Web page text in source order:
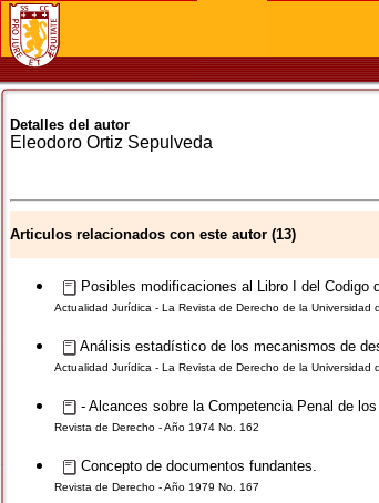
Detalles del autor
Eleodoro Ortiz Sepulveda
Articulos relacionados con este autor (13)
Posibles modificaciones al Libro I del Codigo
Actualidad Jurídica - La Revista de Derecho de la Universidad
Análisis estadístico de los mecanismos de
Actualidad Jurídica - La Revista de Derecho de la Universidad
- Alcances sobre la Competencia Penal de
Revista de Derecho - Año 1974 No. 162
Concepto de documentos fundantes.
Revista de Derecho - Año 1979 No. 167